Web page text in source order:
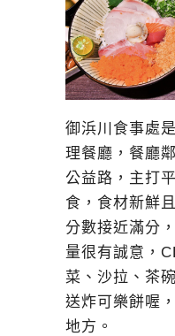
御浜川食事處
理餐廳，餐廳
公益路，主打
食，食材新鮮
分數接近滿分
量很有誠意，
菜、沙拉、茶
送炸可樂餅喔
地方。